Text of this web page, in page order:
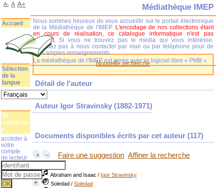
Nouvelle recherche
Détail de l'auteur
Auteur Igor Stravinsky (1882-1971)
Documents disponibles écrits par cet auteur (117)
Faire une suggestion Affiner la recherche
Abraham and Isaac / Igor Stravinsky
Soledad /Soledad
Médiathèque IMEP
Nous sommes heureux de vous accueillir sur le portail électronique
de la Médiathèque de l'IMEP. L'encodage de nos collections étant
en cours de réalisation, ce catalogue informatique n'est pas
complet.
Si vous ne trouvez pas le média qui vous intéresse,
n'hésitez pas à nous contacter par mail ou par téléphone pour de
plus amples renseignements.
La médiathèque de l'IMEP est gérée avec le logiciel libre « PMB ».
A- A A+
Accueil
Sélection
de la
langue
Se
connecte
r
accéder à
votre
compte
de lecteur